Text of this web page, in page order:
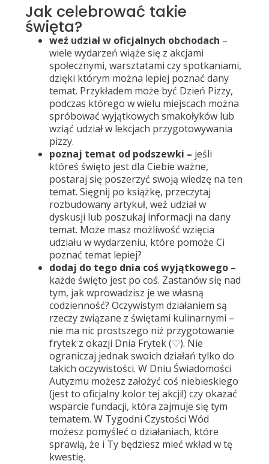
Jak celebrować takie
święta?
weź udział w oficjalnych obchodach –
wiele wydarzeń wiąże się z akcjami
społecznymi, warsztatami czy spotkaniami,
dzięki którym można lepiej poznać dany
temat. Przykładem może być Dzień Pizzy,
podczas którego w wielu miejscach można
spróbować wyjątkowych smakołyków lub
wziąć udział w lekcjach przygotowywania
pizzy.
poznaj temat od podszewki – jeśli
któreś święto jest dla Ciebie ważne,
postaraj się poszerzyć swoją wiedzę na ten
temat. Sięgnij po książkę, przeczytaj
rozbudowany artykuł, weź udział w
dyskusji lub poszukaj informacji na dany
temat. Może masz możliwość wzięcia
udziału w wydarzeniu, które pomoże Ci
poznać temat lepiej?
dodaj do tego dnia coś wyjątkowego –
każde święto jest po coś. Zastanów się nad
tym, jak wprowadzisz je we własną
codzienność? Oczywistym działaniem są
rzeczy związane z świętami kulinarnymi –
nie ma nic prostszego niż przygotowanie
frytek z okazji Dnia Frytek (♡). Nie
ograniczaj jednak swoich działań tylko do
takich oczywistości. W Dniu Świadomości
Autyzmu możesz założyć coś niebieskiego
(jest to oficjalny kolor tej akcji!) czy okazać
wsparcie fundacji, która zajmuje się tym
tematem. W Tygodni Czystości Wód
możesz pomyśleć o działaniach, które
sprawią, że i Ty będziesz mieć wkład w tę
kwestię.